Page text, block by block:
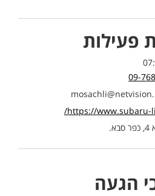
פעילות
09-
https://www.subaru-
הגעה